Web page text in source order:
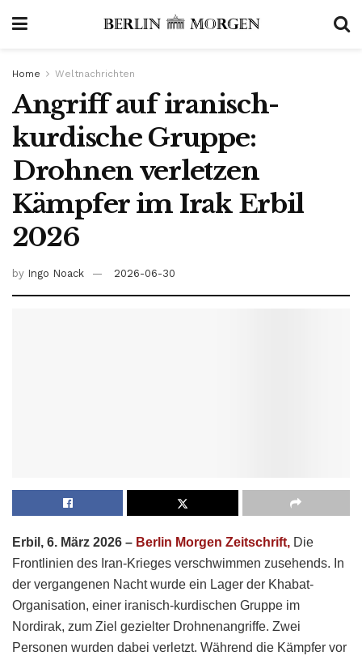
Home Weltnachrichten
Angriff auf iranisch-
kurdische Gruppe:
Drohnen verletzen
Kämpfer im Irak Erbil
2026
by Ingo Noack 2026-06-30
Erbil, 6. März 2026 – Berlin Morgen Zeitschrift, Die
Frontlinien des Iran-Krieges verschwimmen zusehends. In
der vergangenen Nacht wurde ein Lager der Khabat-
Organisation, einer iranisch-kurdischen Gruppe im
Nordirak, zum Ziel gezielter Drohnenangriffe. Zwei
Personen wurden dabei verletzt. Während die Kämpfer vor